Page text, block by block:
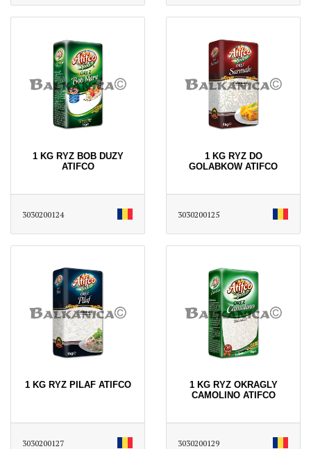
1 KG RYZ BOB DUZY
ATIFCO
3030200124
1 KG RYZ DO
GOLABKOW ATIFCO
3030200125
1 KG RYZ PILAF ATIFCO
3030200127
1 KG RYZ OKRAGLY
CAMOLINO ATIFCO
3030200129